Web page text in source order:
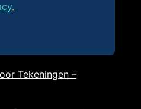
.
Tekeningen –